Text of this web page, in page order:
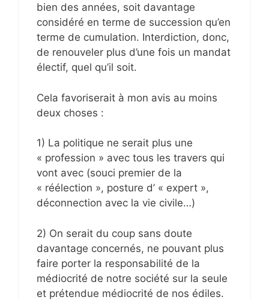
bien des années, soit davantage
considéré en terme de succession qu’en
terme de cumulation. Interdiction, donc,
de renouveler plus d’une fois un mandat
électif, quel qu’il soit.
Cela favoriserait à mon avis au moins
deux choses :
1) La politique ne serait plus une
« profession » avec tous les travers qui
vont avec (souci premier de la
« réélection », posture d’ « expert »,
déconnection avec la vie civile…)
2) On serait du coup sans doute
davantage concernés, ne pouvant plus
faire porter la responsabilité de la
médiocrité de notre société sur la seule
et prétendue médiocrité de nos édiles.